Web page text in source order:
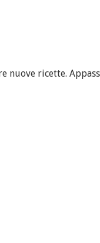
ricette.